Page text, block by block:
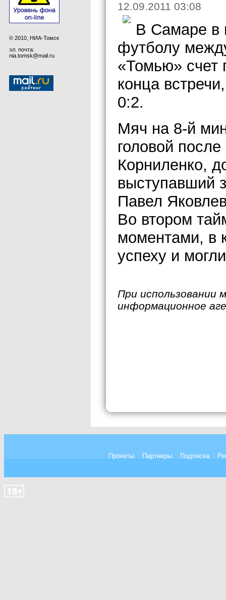
© 2010, НИА-Томск
эл. почта:
nia.tomsk@mail.ru
12.09.2011 03:08
В Самаре в
футболу
«Томью» счет
конца
0:2.
Мяч на 8-й
головой
Корниленко,
выступавший
Павел
Во втором
моментами, в
успеху и
При использовании
информационное
Проекты Партнеры Подписка